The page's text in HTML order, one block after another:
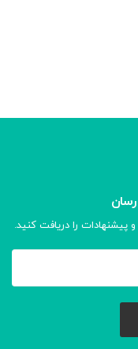
پیشنهادات را دریافت کنید.